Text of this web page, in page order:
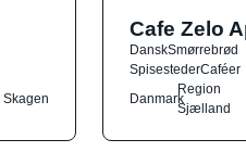
Skagen
Cafe Zelo
DanskSmørrebrød
SpisestederCaféer
Danmark
Region
Sjælland